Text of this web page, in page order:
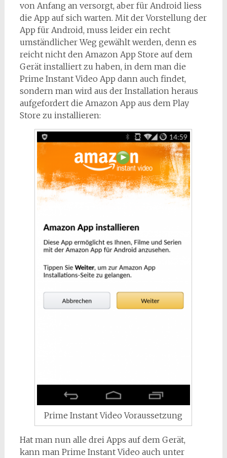
von Anfang an versorgt, aber für Android liess
die App auf sich warten. Mit der Vorstellung der
App für Android, muss leider ein recht
umständlicher Weg gewählt werden, denn es
reicht nicht den Amazon App Store auf dem
Gerät installiert zu haben, in dem man die
Prime Instant Video App dann auch findet,
sondern man wird aus der Installation heraus
aufgefordert die Amazon App aus dem Play
Store zu installieren:
Prime Instant Video Voraussetzung
Hat man nun alle drei Apps auf dem Gerät,
kann man Prime Instant Video auch unter